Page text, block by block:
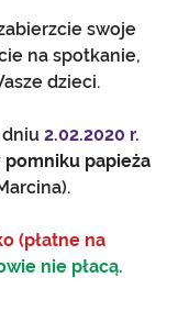
swoje
na spotkanie,
dzieci.
2.02.2020 r.
pomniku papieża
(płatne na
nie płacą.